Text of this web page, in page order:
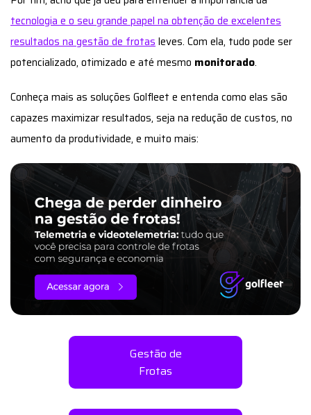
tecnologia e o seu grande papel na obtenção de excelentes
resultados na gestão de frotas leves. Com ela, tudo pode ser
potencializado, otimizado e até mesmo monitorado.
Conheça mais as soluções Golfleet e entenda como elas são
capazes maximizar resultados, seja na redução de custos, no
aumento da produtividade, e muito mais:
Gestão de
Frotas